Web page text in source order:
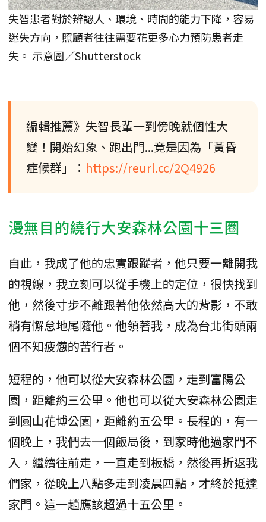
失智患者對於辨認人、環境、時間的能力下降，容易
迷失方向，照顧者往往需要花更多心力預防患者走
失。 示意圖／Shutterstock
編輯推薦》失智長輩一到傍晚就個性大
變！開始幻象、跑出門...竟是因為「黃昏
症候群」： https://reurl.cc/2Q4926
漫無目的繞行大安森林公園十三圈
自此，我成了他的忠實跟蹤者，他只要一離開我
的視線，我立刻可以從手機上的定位，很快找到
他，然後寸步不離跟著他依然高大的背影，不敢
稍有懈怠地尾隨他。他領著我，成為台北街頭兩
個不知疲憊的苦行者。
短程的，他可以從大安森林公園，走到富陽公
園，距離約三公里。他也可以從大安森林公園走
到圓山花博公園，距離約五公里。長程的，有一
個晚上，我們去一個飯局後，到家時他過家門不
入，繼續往前走，一直走到板橋，然後再折返我
們家，從晚上八點多走到凌晨四點，才終於抵達
家門。這一趟應該超過十五公里。